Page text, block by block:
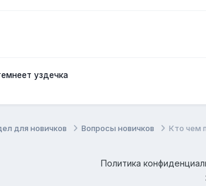
уздечка
для новичков Вопросы новичков Кто чем
Политика